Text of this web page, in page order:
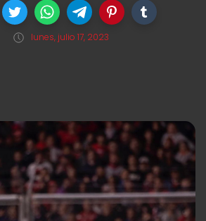
lunes, julio 17, 2023